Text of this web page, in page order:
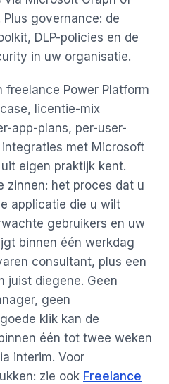
governance: de
DLP-policies en de
in uw organisatie.
freelance Power Platform
licentie-mix
app-plans, per-user-
met Microsoft
eigen praktijk kent.
zinnen: het proces dat u
applicatie die u wilt
gebruikers en uw
binnen één werkdag
consultant, plus een
juist diegene. Geen
geen
klik kan de
één tot twee weken
interim. Voor
zie ook Freelance